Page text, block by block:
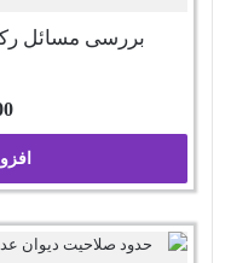
بررسی مسائل